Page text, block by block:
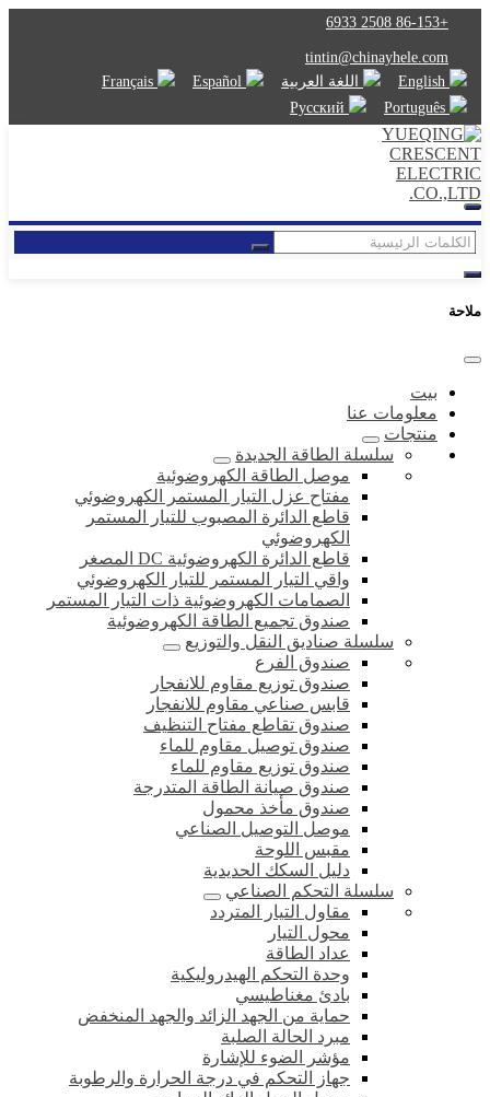
+86-153 2508 6933
tintin@chinayhele.com
اللغة العربية
ملاحة
بيت
معلومات عنا
منتجات
سلسلة الطاقة الجديدة
موصل الطاقة الكهروضوئية
مفتاح عزل التيار المستمر الكهروضوئي
قاطع الدائرة المصبوب للتيار المستمر
الكهروضوئي
قاطع الدائرة الكهروضوئية DC المصغر
واقي التيار المستمر للتيار الكهروضوئي
الصمامات الكهروضوئية ذات التيار المستمر
صندوق تجميع الطاقة الكهروضوئية
سلسلة صناديق النقل والتوزيع
صندوق الفرع
صندوق توزيع مقاوم للانفجار
قابس صناعي مقاوم للانفجار
صندوق تقاطع مفتاح التنظيف
صندوق توصيل مقاوم للماء
صندوق توزيع مقاوم للماء
صندوق صيانة الطاقة المتدرجة
صندوق مأخذ محمول
موصل التوصيل الصناعي
مقبس اللوحة
دليل السكك الحديدية
سلسلة التحكم الصناعي
مقاول التيار المتردد
محول التيار
عداد الطاقة
وحدة التحكم الهيدروليكية
بادئ مغناطيسي
حماية من الجهد الزائد والجهد المنخفض
مبرد الحالة الصلبة
مؤشر الضوء للإشارة
جهاز التحكم في درجة الحرارة والرطوبة